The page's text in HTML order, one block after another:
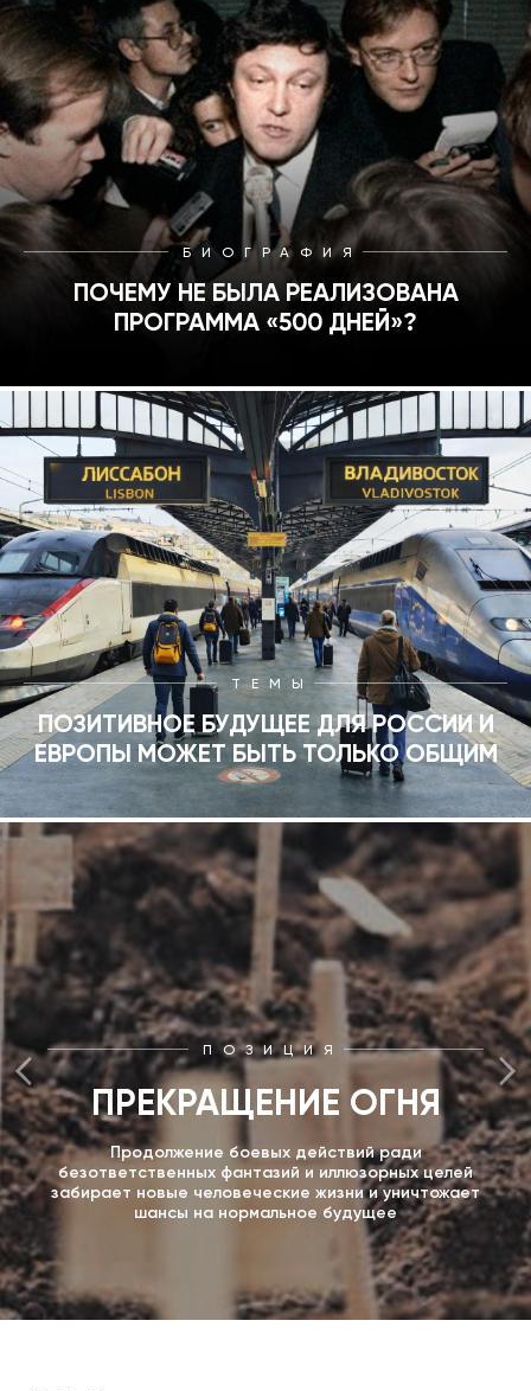
БИОГРАФИЯ
ПОЧЕМУ НЕ БЫЛА РЕАЛИЗОВАНА
ПРОГРАММА «500 ДНЕЙ»?
ТЕМЫ
ПОЗИТИВНОЕ БУДУЩЕЕ ДЛЯ РОССИИ И
ЕВРОПЫ МОЖЕТ БЫТЬ ТОЛЬКО ОБЩИМ
ПОЗИЦИЯ
ПРЕКРАЩЕНИЕ ОГНЯ
Продолжение боевых действий ради
безответственных фантазий и иллюзорных целей
забирает новые человеческие жизни и уничтожает
шансы на нормальное будущее